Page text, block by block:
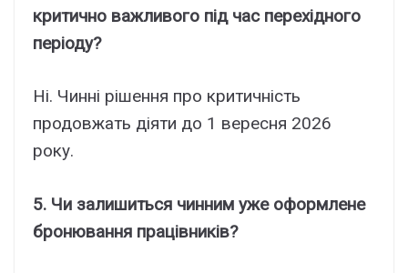
критично важливого під час перехідного
періоду?
Ні. Чинні рішення про критичність
продовжать діяти до 1 вересня 2026
року.
5. Чи залишиться чинним уже оформлене
бронювання працівників?